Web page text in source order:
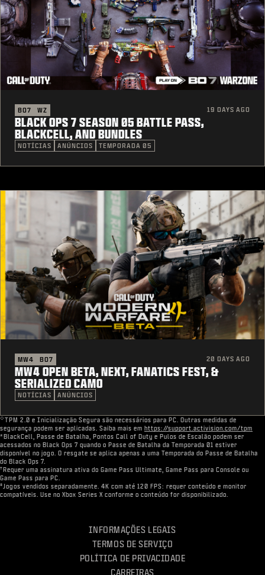
BO7 WZ 19 DAYS AGO
BLACK OPS 7 SEASON 05 BATTLE PASS,
BLACKCELL, AND BUNDLES
NOTÍCIAS ANÚNCIOS TEMPORADA 05
MW4 BO7 20 DAYS AGO
MW4 OPEN BETA, NEXT, FANATICS FEST, &
SERIALIZED CAMO
NOTÍCIAS ANÚNCIOS
◇ TPM 2.0 e Inicialização Segura são necessários para PC. Outras medidas de
segurança podem ser aplicadas. Saiba mais em https://support.activision.com/tpm
*BlackCell, Passe de Batalha, Pontos Call of Duty e Pulos de Escalão podem ser
acessados no Black Ops 7 quando o Passe de Batalha da Temporada 01 estiver
disponível no jogo. O resgate se aplica apenas a uma Temporada do Passe de Batalha
do Black Ops 7.
† Requer uma assinatura ativa do Game Pass Ultimate, Game Pass para Console ou
Game Pass para PC.
‡
Jogos vendidos separadamente. 4K com até 120 FPS: requer conteúdo e monitor
compatíveis. Use no Xbox Series X conforme o conteúdo for disponibilizado.
INFORMAÇÕES LEGAIS
TERMOS DE SERVIÇO
POLÍTICA DE PRIVACIDADE
CARREIRAS